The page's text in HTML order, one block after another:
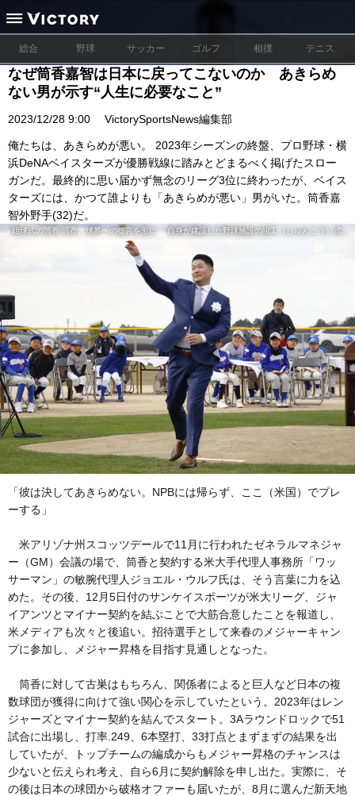
総合 野球 サッカー ゴルフ 相撲 テニス
なぜ筒香嘉智は日本に戻ってこないのか あきらめ
ない男が示す“人生に必要なこと”
2023/12/28 9:00 VictorySportsNews編集部
俺たちは、あきらめが悪い。 2023年シーズンの終盤、プロ野球・横
浜DeNAベイスターズが優勝戦線に踏みとどまるべく掲げたスロー
ガンだ。最終的に思い届かず無念のリーグ3位に終わったが、ベイス
ターズには、かつて誰よりも「あきらめが悪い」男がいた。筒香嘉
智外野手(32)だ。
始球式の筒香 筒香、球界への提言を形に 自身が建設した野球施設の竣工（しゅんこう）式で始球式をする筒香嘉智＝２日、和歌山県橋本市©共同通信
「彼は決してあきらめない。NPBには帰らず、ここ（米国）でプレ
ーする」
米アリゾナ州スコッツデールで11月に行われたゼネラルマネジャ
ー（GM）会議の場で、筒香と契約する米大手代理人事務所「ワッ
サーマン」の敏腕代理人ジョエル・ウルフ氏は、そう言葉に力を込
めた。その後、12月5日付のサンケイスポーツが米大リーグ、ジャ
イアンツとマイナー契約を結ぶことで大筋合意したことを報道し、
米メディアも次々と後追い。招待選手として来春のメジャーキャン
プに参加し、メジャー昇格を目指す見通しとなった。
筒香に対して古巣はもちろん、関係者によると巨人など日本の複
数球団が獲得に向けて強い関心を示していたという。2023年はレン
ジャーズとマイナー契約を結んでスタート。3Aラウンドロックで51
試合に出場し、打率.249、6本塁打、33打点とまずまずの結果を出
していたが、トップチームの編成からもメジャー昇格のチャンスは
少ないと伝えられ考え、自ら6月に契約解除を申し出た。実際に、そ
の後は日本の球団から破格オファーも届いたが、8月に選んだ新天地